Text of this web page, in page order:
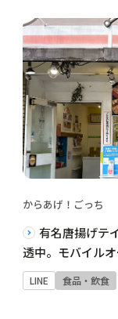
からあげ！ごっち
有名唐揚げテ
透中。モバイル
LINE 食品・飲食